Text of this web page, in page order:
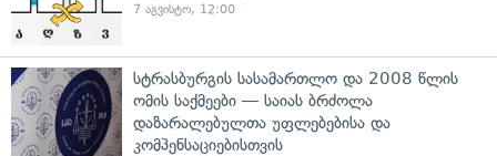
7 აგვისტო, 12:00
სტრასბურგის სასამართლო და 2008 წლის
ომის საქმეები — საიას ბრძოლა
დაზარალებულთა უფლებებისა და
კომპენსაციებისთვის